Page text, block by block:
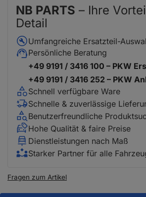
NB PARTS – Ihre
Detail
Umfangreiche Ersatzteil-
Persönliche Beratung
+49 9191 / 3416 100 – PKW
+49 9191 / 3416 252 – PKW
Schnell verfügbare Ware
Schnelle & zuverlässige
Benutzerfreundliche
Hohe Qualität & faire Preise
Dienstleistungen nach Maß
Starker Partner für alle
Fragen zum Artikel